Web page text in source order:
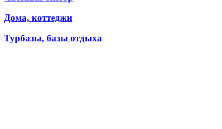
Дома, коттеджи
Турбазы, базы отдыха